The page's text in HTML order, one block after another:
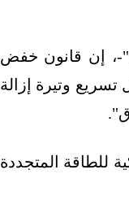
، إن قانون خفض
وتيرة إزالة
للطاقة المتجددة